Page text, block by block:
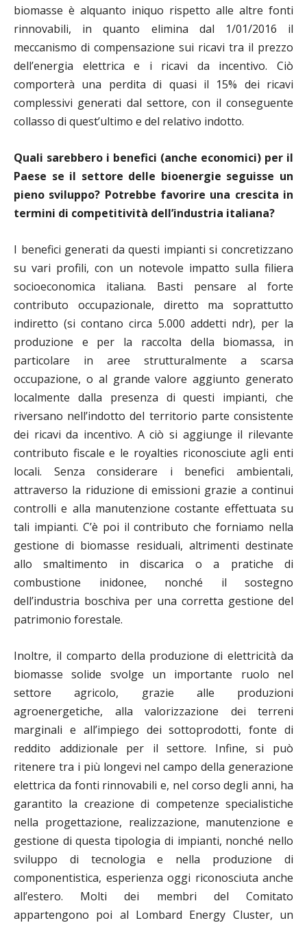
biomasse è alquanto iniquo rispetto alle altre fonti
rinnovabili, in quanto elimina dal 1/01/2016 il
meccanismo di compensazione sui ricavi tra il prezzo
dell’energia elettrica e i ricavi da incentivo. Ciò
comporterà una perdita di quasi il 15% dei ricavi
complessivi generati dal settore, con il conseguente
collasso di quest’ultimo e del relativo indotto.
Quali sarebbero i benefici (anche economici) per il
Paese se il settore delle bioenergie seguisse un
pieno sviluppo? Potrebbe favorire una crescita in
termini di competitività dell’industria italiana?
I benefici generati da questi impianti si concretizzano
su vari profili, con un notevole impatto sulla filiera
socioeconomica italiana. Basti pensare al forte
contributo occupazionale, diretto ma soprattutto
indiretto (si contano circa 5.000 addetti ndr), per la
produzione e per la raccolta della biomassa, in
particolare in aree strutturalmente a scarsa
occupazione, o al grande valore aggiunto generato
localmente dalla presenza di questi impianti, che
riversano nell’indotto del territorio parte consistente
dei ricavi da incentivo. A ciò si aggiunge il rilevante
contributo fiscale e le royalties riconosciute agli enti
locali. Senza considerare i benefici ambientali,
attraverso la riduzione di emissioni grazie a continui
controlli e alla manutenzione costante effettuata su
tali impianti. C’è poi il contributo che forniamo nella
gestione di biomasse residuali, altrimenti destinate
allo smaltimento in discarica o a pratiche di
combustione inidonee, nonché il sostegno
dell’industria boschiva per una corretta gestione del
patrimonio forestale.
Inoltre, il comparto della produzione di elettricità da
biomasse solide svolge un importante ruolo nel
settore agricolo, grazie alle produzioni
agroenergetiche, alla valorizzazione dei terreni
marginali e all’impiego dei sottoprodotti, fonte di
reddito addizionale per il settore. Infine, si può
ritenere tra i più longevi nel campo della generazione
elettrica da fonti rinnovabili e, nel corso degli anni, ha
garantito la creazione di competenze specialistiche
nella progettazione, realizzazione, manutenzione e
gestione di questa tipologia di impianti, nonché nello
sviluppo di tecnologia e nella produzione di
componentistica, esperienza oggi riconosciuta anche
all’estero. Molti dei membri del Comitato
appartengono poi al Lombard Energy Cluster, un